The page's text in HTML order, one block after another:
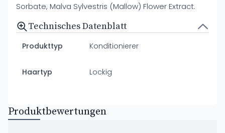
Sorbate, Malva Sylvestris (Mallow) Flower Extract.
Technisches Datenblatt
Produkttyp Konditionierer
Haartyp Lockig
Produktbewertungen